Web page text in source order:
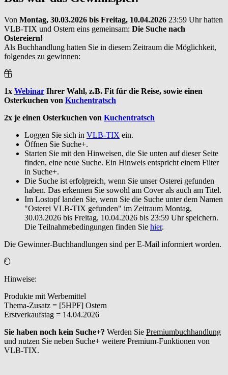
Von Montag, 30.03.2026 bis Freitag, 10.04.2026 23:59 Uhr hatten
VLB-TIX und Ostern eins gemeinsam: Die Suche nach
Ostereiern!
Als Buchhandlung hatten Sie in diesem Zeitraum die Möglichkeit,
folgendes zu gewinnen:
1x Webinar Ihrer Wahl, z.B. Fit für die Reise, sowie einen
Osterkuchen von Kuchentratsch
2x je einen Osterkuchen von Kuchentratsch
Loggen Sie sich in VLB-TIX ein.
Öffnen Sie Suche+.
Starten Sie mit den Hinweisen, die Sie unten auf dieser Seite
finden, eine neue Suche. Ein Hinweis entspricht einem Filter
in Suche+.
Die Suche ist erfolgreich, wenn Sie unser Osterei gefunden
haben. Das erkennen Sie sowohl am Cover als auch am Titel.
Im Lostopf landen Sie, wenn Sie die Suche unter dem Namen
"Osterei VLB-TIX gefunden" im Zeitraum Montag,
30.03.2026 bis Freitag, 10.04.2026 bis 23:59 Uhr speichern.
Die Teilnahmebedingungen finden Sie hier.
Die Gewinner-Buchhandlungen sind per E-Mail informiert worden.
Hinweise:
Produkte mit Werbemittel
Thema-Zusatz = [5HPF] Ostern
Erstverkaufstag = 14.04.2026
Sie haben noch kein Suche+? Werden Sie Premiumbuchhandlung
und nutzen Sie neben Suche+ weitere Premium-Funktionen von
VLB-TIX.